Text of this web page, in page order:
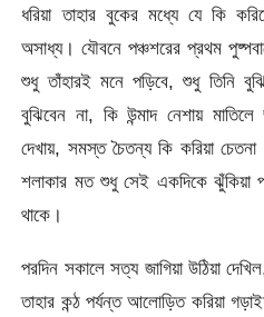
ধরিয়া তাহার বুকের মধ্যে যে কি
অসাধ্য। যৌবনে পঞ্চশরের প্রথম
শুধু তাঁহারই মনে পড়িবে, শুধু তিনি
বুঝিবেন না, কি উন্মাদ নেশায়
দেখায়, সমস্ত চৈতন্য কি করিয়া
শলাকার মত শুধু সেই একদিকে ঝুঁকিয়া
থাকে।
পরদিন সকালে সত্য জাগিয়া উঠিয়া
তাহার কন্ঠ পর্যন্ত আলোড়িত করিয়া